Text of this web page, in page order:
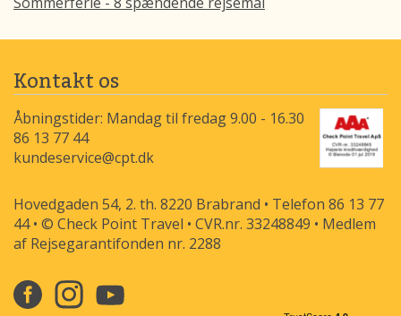
Kontakt os
Åbningstider: Mandag til fredag 9.00 - 16.30
86 13 77 44
kundeservice@cpt.dk
Hovedgaden 54, 2. th. 8220 Brabrand • Telefon 86 13 77
44 • © Check Point Travel • CVR.nr. 33248849 • Medlem
af Rejsegarantifonden nr. 2288